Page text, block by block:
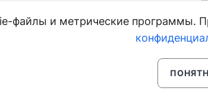
файлы и метрические программы.